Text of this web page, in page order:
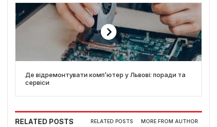
Де відремонтувати комп’ютер у Львові: поради та
сервіси
RELATED POSTS RELATED POSTS MORE FROM AUTHOR